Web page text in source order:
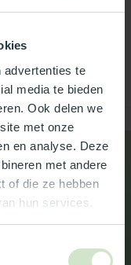
advertenties te
media te bieden
Ook delen we
met onze
en analyse. Deze
met andere
of die ze hebben
hun services.
als
onze